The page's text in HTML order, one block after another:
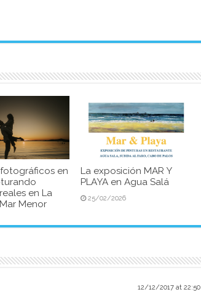
en
en La
Menor
La exposición MAR Y
PLAYA en Agua Salá
25/02/2026
12/12/2017 at 22:50